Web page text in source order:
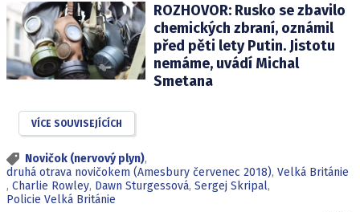
ROZHOVOR: Rusko se zbavilo
chemických zbraní, oznámil
před pěti lety Putin. Jistotu
nemáme, uvádí Michal
Smetana
VÍCE SOUVISEJÍCÍCH
Novičok (nervový plyn),
druhá otrava novičokem (Amesbury červenec 2018), Velká Británie
, Charlie Rowley, Dawn Sturgessová, Sergej Skripal,
Policie Velká Británie